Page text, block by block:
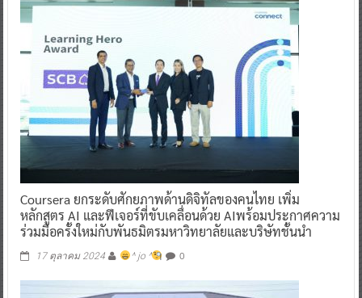
Coursera ยกระดับศักยภาพด้านดิจิทัลของคนไทย เพิ่ม
หลักสูตร AI และฟีเจอร์ที่ขับเคลื่อนด้วย AIพร้อมประกาศความ
ร่วมมือครั้งใหม่กับพันธมิตรมหาวิทยาลัยและบริษัทชั้นนำ
17 ตุลาคม 2024 ^ jo ^ 0